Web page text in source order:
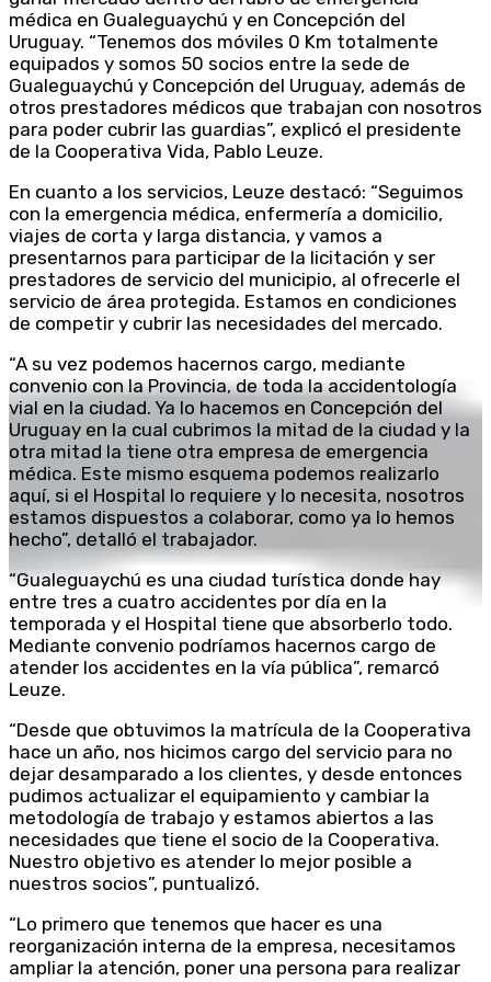
médica en Gualeguaychú y en Concepción del
Uruguay. “Tenemos dos móviles 0 Km totalmente
equipados y somos 50 socios entre la sede de
Gualeguaychú y Concepción del Uruguay, además de
otros prestadores médicos que trabajan con nosotros
para poder cubrir las guardias”, explicó el presidente
de la Cooperativa Vida, Pablo Leuze.
En cuanto a los servicios, Leuze destacó: “Seguimos
con la emergencia médica, enfermería a domicilio,
viajes de corta y larga distancia, y vamos a
presentarnos para participar de la licitación y ser
prestadores de servicio del municipio, al ofrecerle el
servicio de área protegida. Estamos en condiciones
de competir y cubrir las necesidades del mercado.
“A su vez podemos hacernos cargo, mediante
convenio con la Provincia, de toda la accidentología
vial en la ciudad. Ya lo hacemos en Concepción del
Uruguay en la cual cubrimos la mitad de la ciudad y la
otra mitad la tiene otra empresa de emergencia
médica. Este mismo esquema podemos realizarlo
aquí, si el Hospital lo requiere y lo necesita, nosotros
estamos dispuestos a colaborar, como ya lo hemos
hecho”, detalló el trabajador.
“Gualeguaychú es una ciudad turística donde hay
entre tres a cuatro accidentes por día en la
temporada y el Hospital tiene que absorberlo todo.
Mediante convenio podríamos hacernos cargo de
atender los accidentes en la vía pública”, remarcó
Leuze.
“Desde que obtuvimos la matrícula de la Cooperativa
hace un año, nos hicimos cargo del servicio para no
dejar desamparado a los clientes, y desde entonces
pudimos actualizar el equipamiento y cambiar la
metodología de trabajo y estamos abiertos a las
necesidades que tiene el socio de la Cooperativa.
Nuestro objetivo es atender lo mejor posible a
nuestros socios”, puntualizó.
“Lo primero que tenemos que hacer es una
reorganización interna de la empresa, necesitamos
ampliar la atención, poner una persona para realizar